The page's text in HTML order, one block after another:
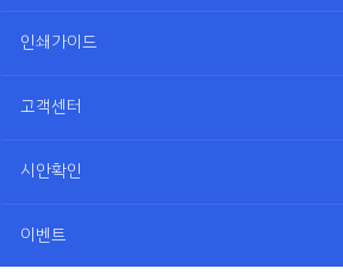
인쇄가이드
고객센터
시안확인
이벤트